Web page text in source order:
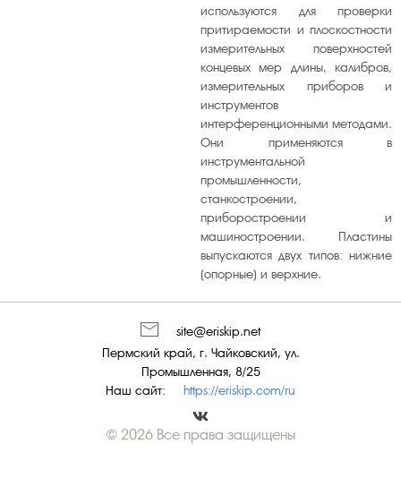
или
используются для проверки
притираемости и плоскостности
измерительных поверхностей
концевых мер длины, калибров,
измерительных приборов и
инструментов
интерференционными методами.
Они применяются в
инструментальной
промышленности,
станкостроении,
приборостроении и
машиностроении. Пластины
выпускаются двух типов: нижние
(опорные) и верхние.
Наш сайт: https://eriskip.com/ru
Пермский край, г. Чайковский, ул.
Промышленная, 8/25
site@eriskip.net
© 2026 Все права защищены